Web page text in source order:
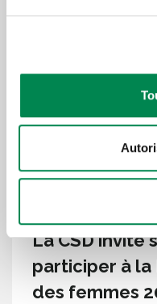
LUTTE FÉMINISTE AU
La CSD invite
participer à la
des femmes